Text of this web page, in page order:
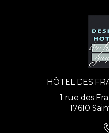
HÔTEL DES
1 rue des
17610